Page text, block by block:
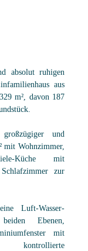
absolut ruhigen
aus
m², davon 187
und
mit Wohnzimmer,
Küche mit
zur
Luft-Wasser-
Ebenen,
mit
kontrollierte